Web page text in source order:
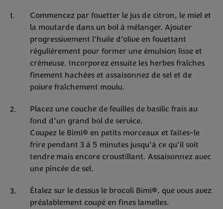
Commencez par fouetter le jus de citron, le miel et
la moutarde dans un bol à mélanger. Ajouter
progressivement l’huile d’olive en fouettant
régulièrement pour former une émulsion lisse et
crémeuse. Incorporez ensuite les herbes fraîches
finement hachées et assaisonnez de sel et de
poivre fraîchement moulu.
Placez une couche de feuilles de basilic frais au
fond d’un grand bol de service.
Coupez le Bimi® en petits morceaux et faites-le
frire pendant 3 à 5 minutes jusqu’à ce qu’il soit
tendre mais encore croustillant. Assaisonnez avec
une pincée de sel.
Étalez sur le dessus le brocoli Bimi®, que vous avez
préalablement coupé en fines lamelles.